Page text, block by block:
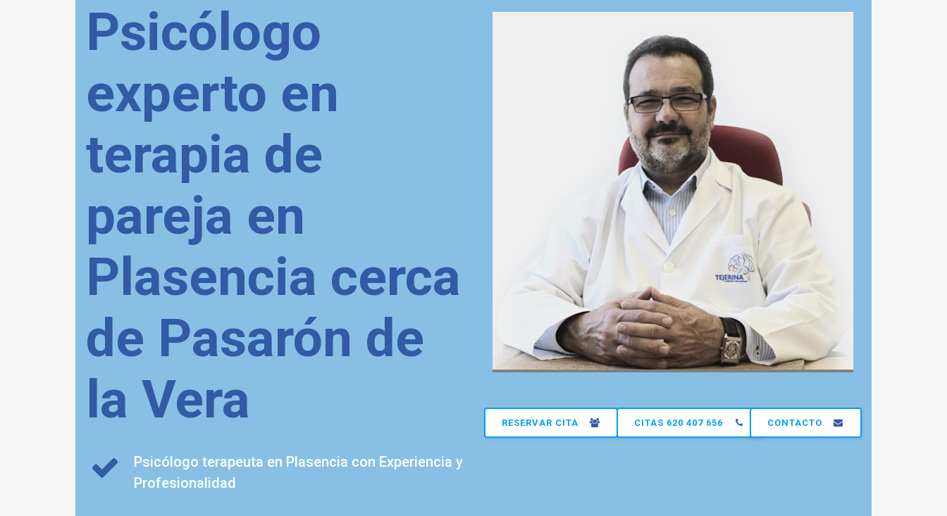
Psicólogo
experto en
terapia de
pareja en
Plasencia cerca
de Pasarón de
la Vera
Psicólogo terapeuta en Plasencia con Experiencia y
Profesionalidad
RESERVAR CITA CITAS 620 407 656 CONTACTO